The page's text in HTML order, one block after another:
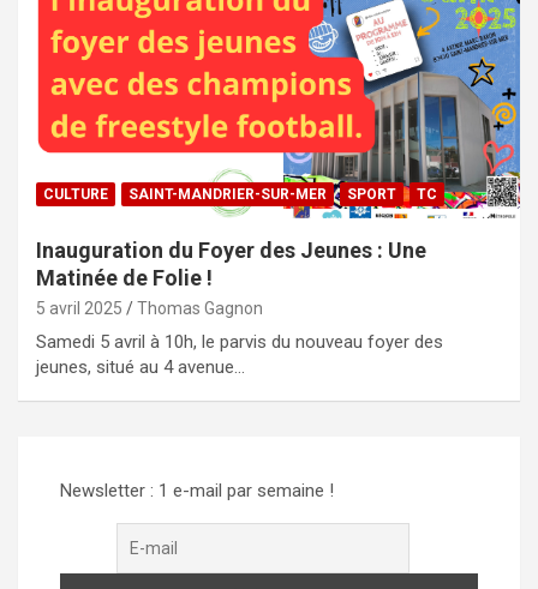
CULTURE SAINT-MANDRIER-SUR-MER SPORT TC
Inauguration du Foyer des Jeunes : Une
Matinée de Folie !
5 avril 2025 Thomas Gagnon
Samedi 5 avril à 10h, le parvis du nouveau foyer des
jeunes, situé au 4 avenue…
Newsletter : 1 e-mail par semaine !